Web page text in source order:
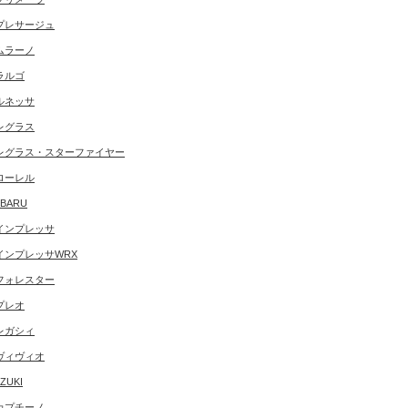
レサージュ
ラーノ
ルゴ
ネッサ
グラス
グラス・スターファイヤー
ーレル
ンプレッサ
ンプレッサWRX
ォレスター
レオ
ガシィ
ィヴィオ